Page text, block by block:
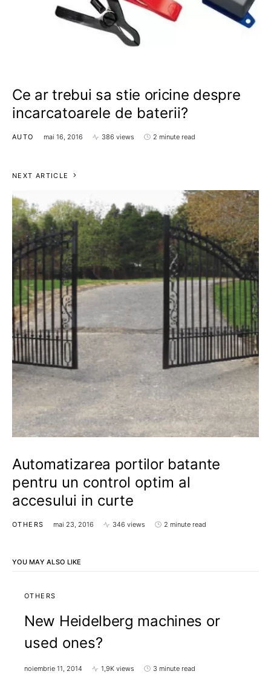
Ce ar trebui sa stie oricine despre
incarcatoarele de baterii?
AUTO mai 16, 2016 386 views 2 minute read
NEXT ARTICLE
Automatizarea portilor batante
pentru un control optim al
accesului in curte
OTHERS mai 23, 2016 346 views 2 minute read
YOU MAY ALSO LIKE
OTHERS
New Heidelberg machines or
used ones?
noiembrie 11, 2014 1,9K views 3 minute read